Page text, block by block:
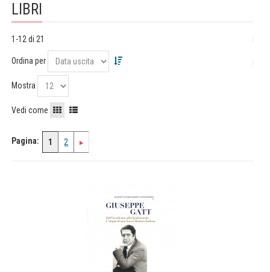
LIBRI
1-12 di 21
Ordina per
Mostra
Vedi come
Pagina: 1 2